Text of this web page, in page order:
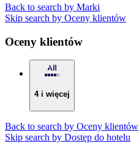
Back to search by Marki
Skip search by Oceny klientów
Oceny klientów
4 i więcej
Back to search by Oceny klientów
Skip search by Dostęp do hotelu